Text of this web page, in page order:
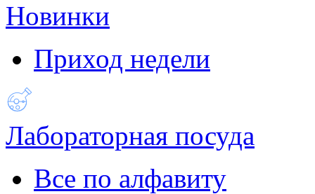
Новинки
Приход недели
Лабораторная посуда
Все по алфавиту